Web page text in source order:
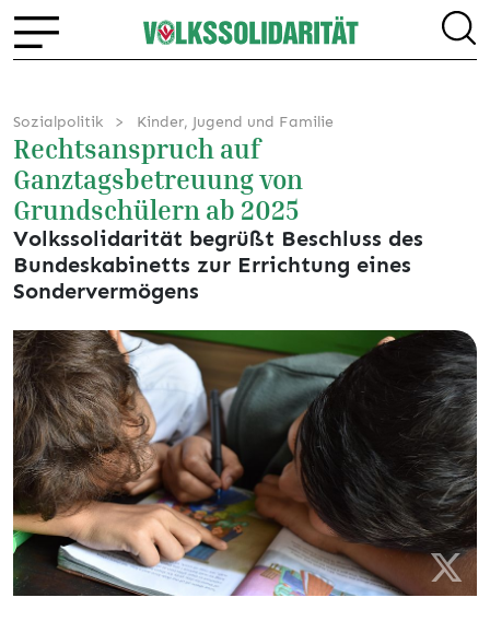
Sozialpolitik Kinder, Jugend und Familie
Rechtsanspruch auf
Ganztagsbetreuung von
Grundschülern ab 2025
Volkssolidarität begrüßt Beschluss des
Bundeskabinetts zur Errichtung eines
Sondervermögens